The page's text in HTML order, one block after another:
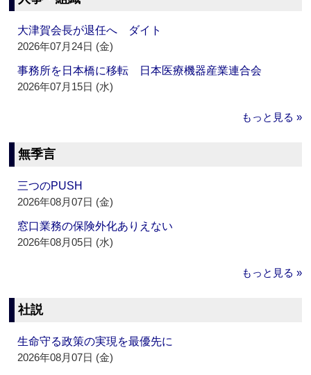
大津賀会長が退任へ ダイト
2026年07月24日 (金)
事務所を日本橋に移転 日本医療機器産業連合会
2026年07月15日 (水)
もっと見る »
無季言
三つのPUSH
2026年08月07日 (金)
窓口業務の保険外化ありえない
2026年08月05日 (水)
もっと見る »
社説
生命守る政策の実現を最優先に
2026年08月07日 (金)